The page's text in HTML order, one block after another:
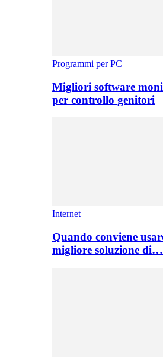
Programmi per PC
Migliori software
per controllo genitori
Internet
Quando conviene
migliore soluzione di…